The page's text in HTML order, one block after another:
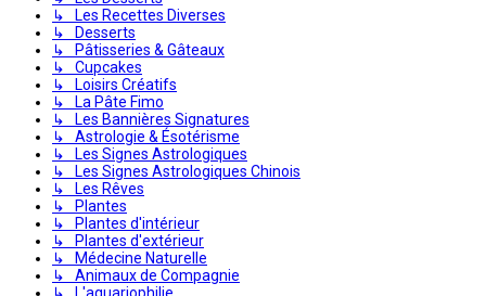
↳ Les Recettes Diverses
↳ Desserts
↳ Pâtisseries & Gâteaux
↳ Cupcakes
↳ Loisirs Créatifs
↳ La Pâte Fimo
↳ Les Bannières Signatures
↳ Astrologie & Ésotérisme
↳ Les Signes Astrologiques
↳ Les Signes Astrologiques Chinois
↳ Les Rêves
↳ Plantes
↳ Plantes d'intérieur
↳ Plantes d'extérieur
↳ Médecine Naturelle
↳ Animaux de Compagnie
↳ L'aquariophilie